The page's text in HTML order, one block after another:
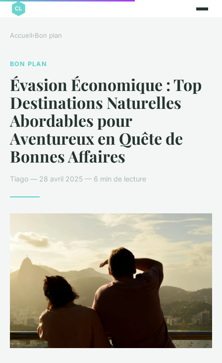
Accueil›Bon plan
BON PLAN
Évasion Économique : Top
Destinations Naturelles
Abordables pour
Aventureux en Quête de
Bonnes Affaires
Tiago — 28 avril 2025 — 6 min de lecture